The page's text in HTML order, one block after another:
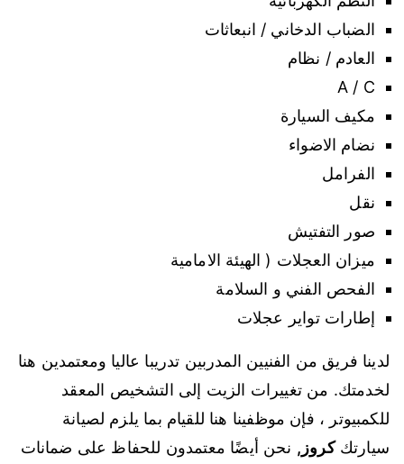
الضباب الدخاني / انبعاثات
العادم / نظام
A / C
مكيف السيارة
نضام الاضواء
الفرامل
نقل
صور التفتيش
ميزان العجلات ( الهيئة الامامية
الفحص الفني و السلامة
إطارات تواير عجلات
لدينا فريق من الفنيين المدربين تدريبا عاليا ومعتمدين هنا
لخدمتك. من تغييرات الزيت إلى التشخيص المعقد
للكمبيوتر ، فإن موظفينا هنا للقيام بما يلزم لصيانة
سيارتككروز , نحن أيضًا معتمدون للحفاظ على ضمانات